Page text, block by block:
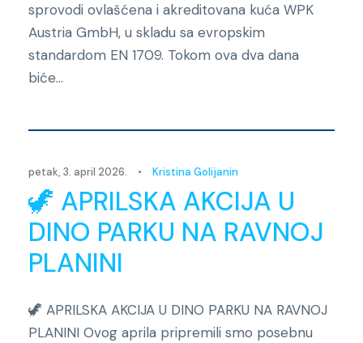
sprovodi ovlašćena i akreditovana kuća WPK
Austria GmbH, u skladu sa evropskim
standardom EN 1709. Tokom ova dva dana
biće...
petak, 3. april 2026. • Kristina Golijanin
🦖 APRILSKA AKCIJA U
DINO PARKU NA RAVNOJ
PLANINI
🦖 APRILSKA AKCIJA U DINO PARKU NA RAVNOJ
PLANINI Ovog aprila pripremili smo posebnu